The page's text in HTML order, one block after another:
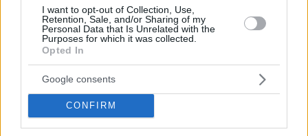
I want to opt-out of Collection, Use,
Retention, Sale, and/or Sharing of my
Personal Data that Is Unrelated with the
Purposes for which it was collected.
Opted In
Google consents
CONFIRM
18.05.2025, 14:04
είναι η άνοδος της ΝΔ , όταν όλοι ασχολούνται μόνο
με τα ξυλόλια , βενζόλια ,τα μπαζώματα , την
πυρόσφαιρα , τις εκθέσεις άσχετων κλπ , και μόνο η
ΝΔ νοιάζεται για την ανάπτυξη , τα έργα , τις
αυξήσεις σε μισθούς &συντάξεις , άμυνα ,
ψηφιοποίηση , διεθνείς σχέσεις , ανακαινίσεις ,
αναβάθμιση οικονομίας , αξιολόγηση , κλπ,κλπ. Αν
συνεχίσουν σε αυτό το μοτίβο οι μικροί θα